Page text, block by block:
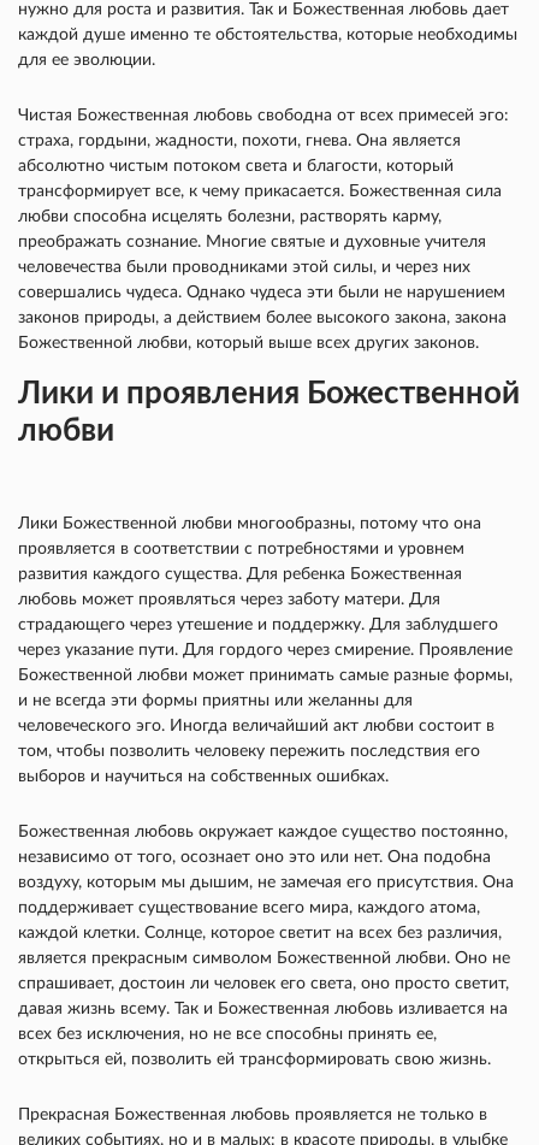
нужно для роста и развития. Так и Божественная любовь дает
каждой душе именно те обстоятельства, которые необходимы
для ее эволюции.
Чистая Божественная любовь свободна от всех примесей эго:
страха, гордыни, жадности, похоти, гнева. Она является
абсолютно чистым потоком света и благости, который
трансформирует все, к чему прикасается. Божественная сила
любви способна исцелять болезни, растворять карму,
преображать сознание. Многие святые и духовные учителя
человечества были проводниками этой силы, и через них
совершались чудеса. Однако чудеса эти были не нарушением
законов природы, а действием более высокого закона, закона
Божественной любви, который выше всех других законов.
Лики и проявления Божественной
любви
Лики Божественной любви многообразны, потому что она
проявляется в соответствии с потребностями и уровнем
развития каждого существа. Для ребенка Божественная
любовь может проявляться через заботу матери. Для
страдающего через утешение и поддержку. Для заблудшего
через указание пути. Для гордого через смирение. Проявление
Божественной любви может принимать самые разные формы,
и не всегда эти формы приятны или желанны для
человеческого эго. Иногда величайший акт любви состоит в
том, чтобы позволить человеку пережить последствия его
выборов и научиться на собственных ошибках.
Божественная любовь окружает каждое существо постоянно,
независимо от того, осознает оно это или нет. Она подобна
воздуху, которым мы дышим, не замечая его присутствия. Она
поддерживает существование всего мира, каждого атома,
каждой клетки. Солнце, которое светит на всех без различия,
является прекрасным символом Божественной любви. Оно не
спрашивает, достоин ли человек его света, оно просто светит,
давая жизнь всему. Так и Божественная любовь изливается на
всех без исключения, но не все способны принять ее,
открыться ей, позволить ей трансформировать свою жизнь.
Прекрасная Божественная любовь проявляется не только в
великих событиях, но и в малых: в красоте природы, в улыбке